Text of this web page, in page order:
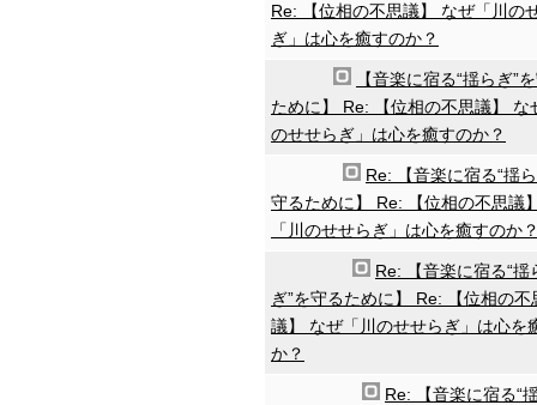
Re: 【位相の不思議】 なぜ「川の
ぎ」は心を癒すのか？
【音楽に宿る“揺らぎ”
ために】 Re: 【位相の不思議】 な
のせせらぎ」は心を癒すのか？
Re: 【音楽に宿る“揺
守るために】 Re: 【位相の不思議
「川のせせらぎ」は心を癒すのか
Re: 【音楽に宿る“揺
ぎ”を守るために】 Re: 【位相の不
議】 なぜ「川のせせらぎ」は心を
か？
Re: 【音楽に宿る“